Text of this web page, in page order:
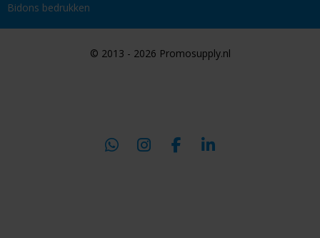
Bidons bedrukken
© 2013 - 2026 Promosupply.nl